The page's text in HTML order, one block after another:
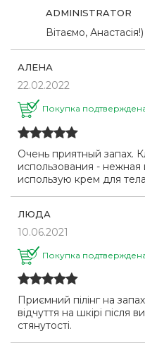
ADMINISTRATOR
Вітаємо,
АЛЕНА
22.02.2022
Покупка
Очень приятный запах.
использования -
использую крем для
ЛЮДА
10.06.2021
Покупка
Приємний пілінг на
відчуття на шкірі після
стянутості.